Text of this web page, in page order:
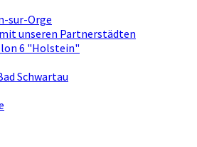
sur-Orge
unseren Partnerstädten
6 "Holstein"
Schwartau